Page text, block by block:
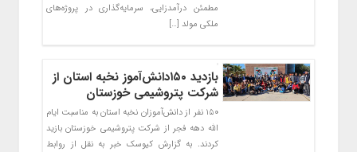
مطمئن درآمدزایی، سرمایه‌گذاری در پروژه‌های
ملکی مولد […]
بازدید ۱۵۰دانش‌آموز نخبه استان از
شرکت پتروشیمی خوزستان
۱۵۰ نفر از دانش‌آموزان نخبه استان به مناسبت ایام
الله دهه فجر از شرکت پتروشیمی خوزستان بازید
کردند. به گزارش کیوسک خبر به نقل از روابط